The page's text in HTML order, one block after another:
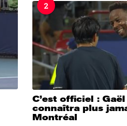
2
C’est officiel :
connaîtra plus
Montréal